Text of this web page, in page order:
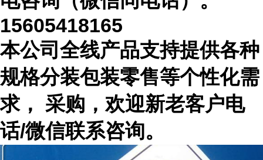
15605418165
本公司全线产品支持提供各种
规格分装包装零售等个性化需
求， 采购，欢迎新老客户电
话/微信联系咨询。